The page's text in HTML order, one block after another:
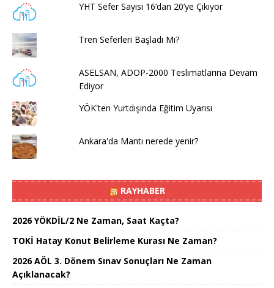
YHT Sefer Sayısı 16’dan 20’ye Çıkıyor
Tren Seferleri Başladı Mı?
ASELSAN, ADOP-2000 Teslimatlarına Devam
Ediyor
YÖK'ten Yurtdışında Eğitim Uyarısı
Ankara'da Mantı nerede yenir?
RAYHABER
2026 YÖKDİL/2 Ne Zaman, Saat Kaçta?
TOKİ Hatay Konut Belirleme Kurası Ne Zaman?
2026 AÖL 3. Dönem Sınav Sonuçları Ne Zaman
Açıklanacak?